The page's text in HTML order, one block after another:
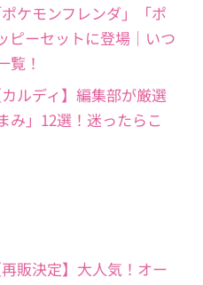
ケモンフレンダ」「ポ
ピーセットに登場｜いつ
覧！
ルディ】編集部が厳選
み」12選！迷ったらこ
販決定】大人気！オー